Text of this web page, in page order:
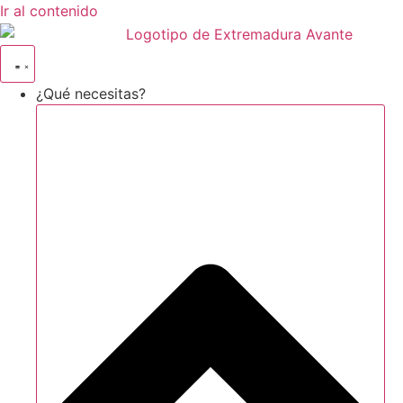
Ir al contenido
¿Qué necesitas?